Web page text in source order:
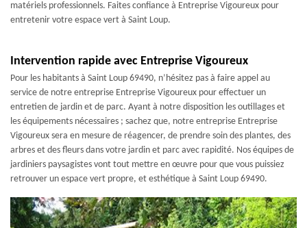
matériels professionnels. Faites confiance à Entreprise Vigoureux pour
entretenir votre espace vert à Saint Loup.
Intervention rapide avec Entreprise Vigoureux
Pour les habitants à Saint Loup 69490, n’hésitez pas à faire appel au
service de notre entreprise Entreprise Vigoureux pour effectuer un
entretien de jardin et de parc. Ayant à notre disposition les outillages et
les équipements nécessaires ; sachez que, notre entreprise Entreprise
Vigoureux sera en mesure de réagencer, de prendre soin des plantes, des
arbres et des fleurs dans votre jardin et parc avec rapidité. Nos équipes de
jardiniers paysagistes vont tout mettre en œuvre pour que vous puissiez
retrouver un espace vert propre, et esthétique à Saint Loup 69490.